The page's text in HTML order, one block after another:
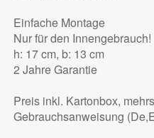
Einfache Montage
Nur für den Innengebrauch!
h: 17 cm, b: 13 cm
2 Jahre Garantie
Preis inkl. Kartonbox,
Gebrauchsanweisung